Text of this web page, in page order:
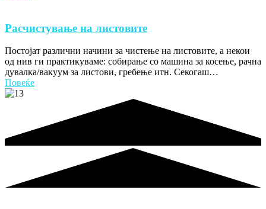
Расчистување на листовите
Постојат различни начини за чистење на листовите, а некои
од нив ги практикуваме: собирање со машина за косење, рачна
дувалка/вакуум за листови, гребење итн. Секогаш…
Повеќе